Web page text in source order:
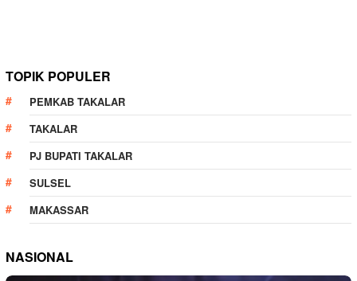
TOPIK POPULER
PEMKAB TAKALAR
TAKALAR
PJ BUPATI TAKALAR
SULSEL
MAKASSAR
NASIONAL